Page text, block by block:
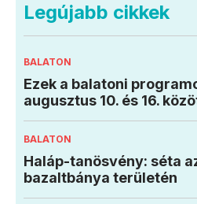
Legújabb cikkek
BALATON
Ezek a balatoni
augusztus 10. és 16.
BALATON
Haláp-tanösvény: séta
bazaltbánya területén